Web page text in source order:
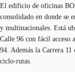
El edificio de oficinas
consolidado en donde se
y multinacionales. Está
Calle 96 con fácil acceso
94. Además la Carrera
ciclo-rutas.